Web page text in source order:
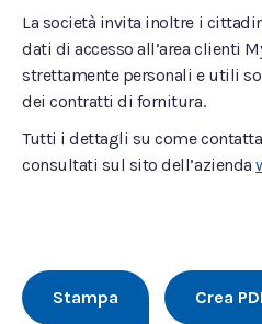
La società invita inoltre i
dati di accesso all’area clienti
strettamente personali e utili
dei contratti di fornitura.
Tutti i dettagli su come
consultati sul sito dell’azienda
Stampa Crea